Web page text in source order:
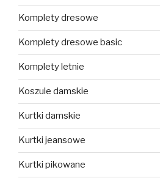
Komplety dresowe
Komplety dresowe basic
Komplety letnie
Koszule damskie
Kurtki damskie
Kurtki jeansowe
Kurtki pikowane